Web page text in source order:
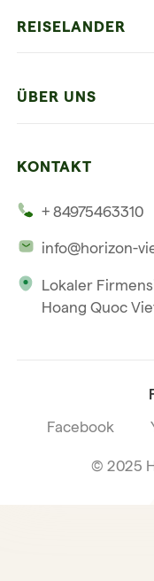
Die Beste Reise
Mehrere Länder
REISELANDER
ÜBER UNS
Unsere
KONTAKT
+ 84975463310
info@horizon-
Lokaler
Hoang Quoc
Facebook
© 2025